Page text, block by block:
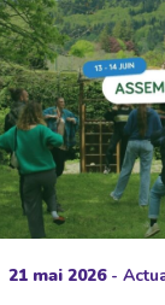
21 mai 2026-